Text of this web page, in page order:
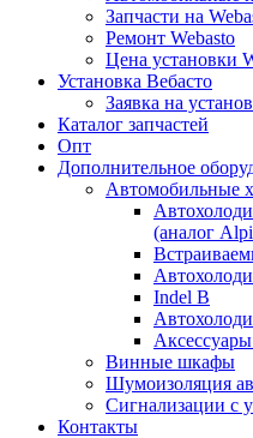
Запчасти на
Ремонт Webasto
Цена установки
Установка Вебасто
Заявка на
Каталог запчастей
Опт
Дополнительное
Автомобильные
(аналог
Indel B
Винные шкафы
Шумоизоляция
Сигнализации с
Контакты